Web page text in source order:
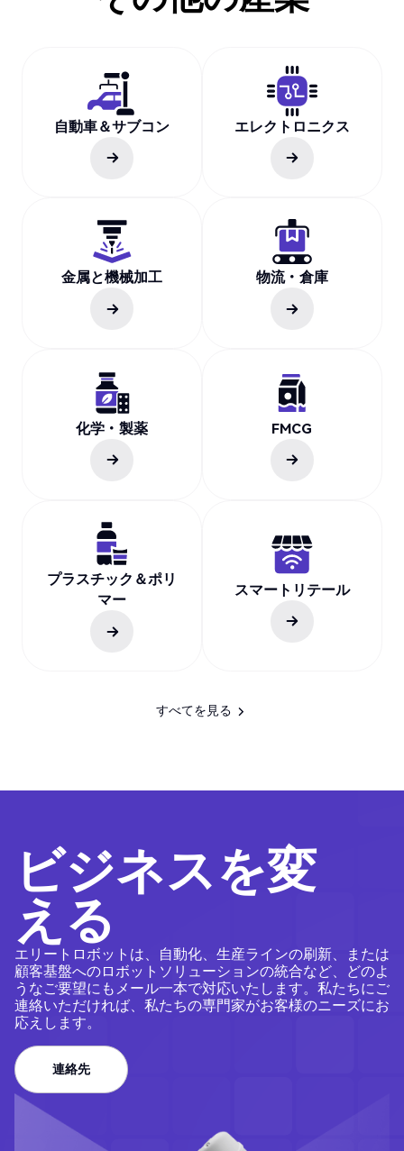
自動車＆サブコン エレクトロニクス
金属と機械加工 物流・倉庫
化学・製薬 FMCG
プラスチック＆ポリ
マー
スマートリテール
すべてを見る
ビジネスを変
える
エリートロボットは、自動化、生産ラインの刷新、または
顧客基盤へのロボットソリューションの統合など、どのよ
うなご要望にもメール一本で対応いたします。私たちにご
連絡いただければ、私たちの専門家がお客様のニーズにお
応えします。
連絡先
連絡先